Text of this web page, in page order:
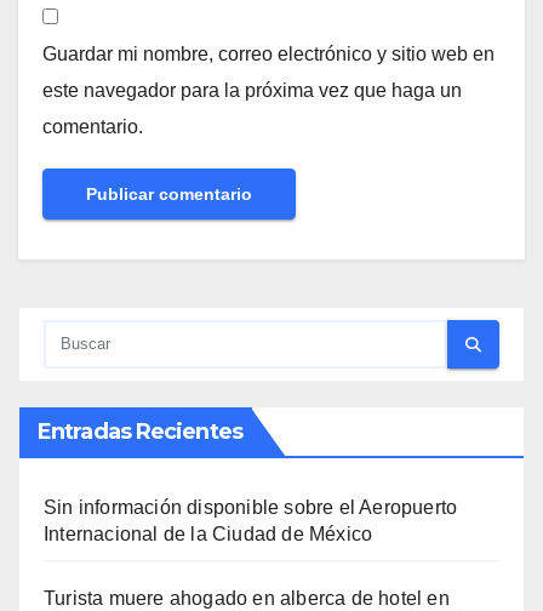
Guardar mi nombre, correo electrónico y sitio web en
este navegador para la próxima vez que haga un
comentario.
Entradas Recientes
Sin información disponible sobre el Aeropuerto
Internacional de la Ciudad de México
Turista muere ahogado en alberca de hotel en